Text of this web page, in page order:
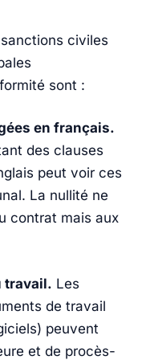
civiles
sont :
en français.
des clauses
peut voir ces
La nullité ne
contrat mais aux
travail. Les
de travail
peuvent
et de procès-